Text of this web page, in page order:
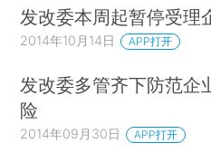
发改委本周起暂停受理
2014年10月14日 APP打开
发改委多管齐下防范企
险
2014年09月30日 APP打开